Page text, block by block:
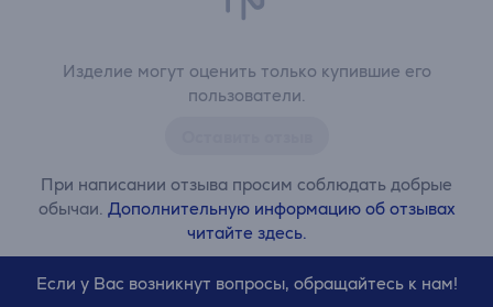
Изделие могут оценить только купившие его
пользователи.
При написании отзыва просим соблюдать добрые
обычаи. Дополнительную информацию об отзывах
читайте здесь.
Если у Вас возникнут вопросы, обращайтесь к нам!